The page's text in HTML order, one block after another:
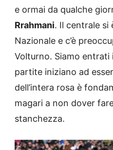
e ormai da qualche
Rrahmani. Il centrale si
Nazionale e c’è
Volturno. Siamo entrati
partite iniziano ad
dell’intera rosa è
magari a non dover
stanchezza.